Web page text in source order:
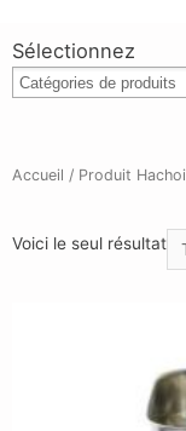
Sélectionnez
Accueil / Produit
Voici le seul résultat